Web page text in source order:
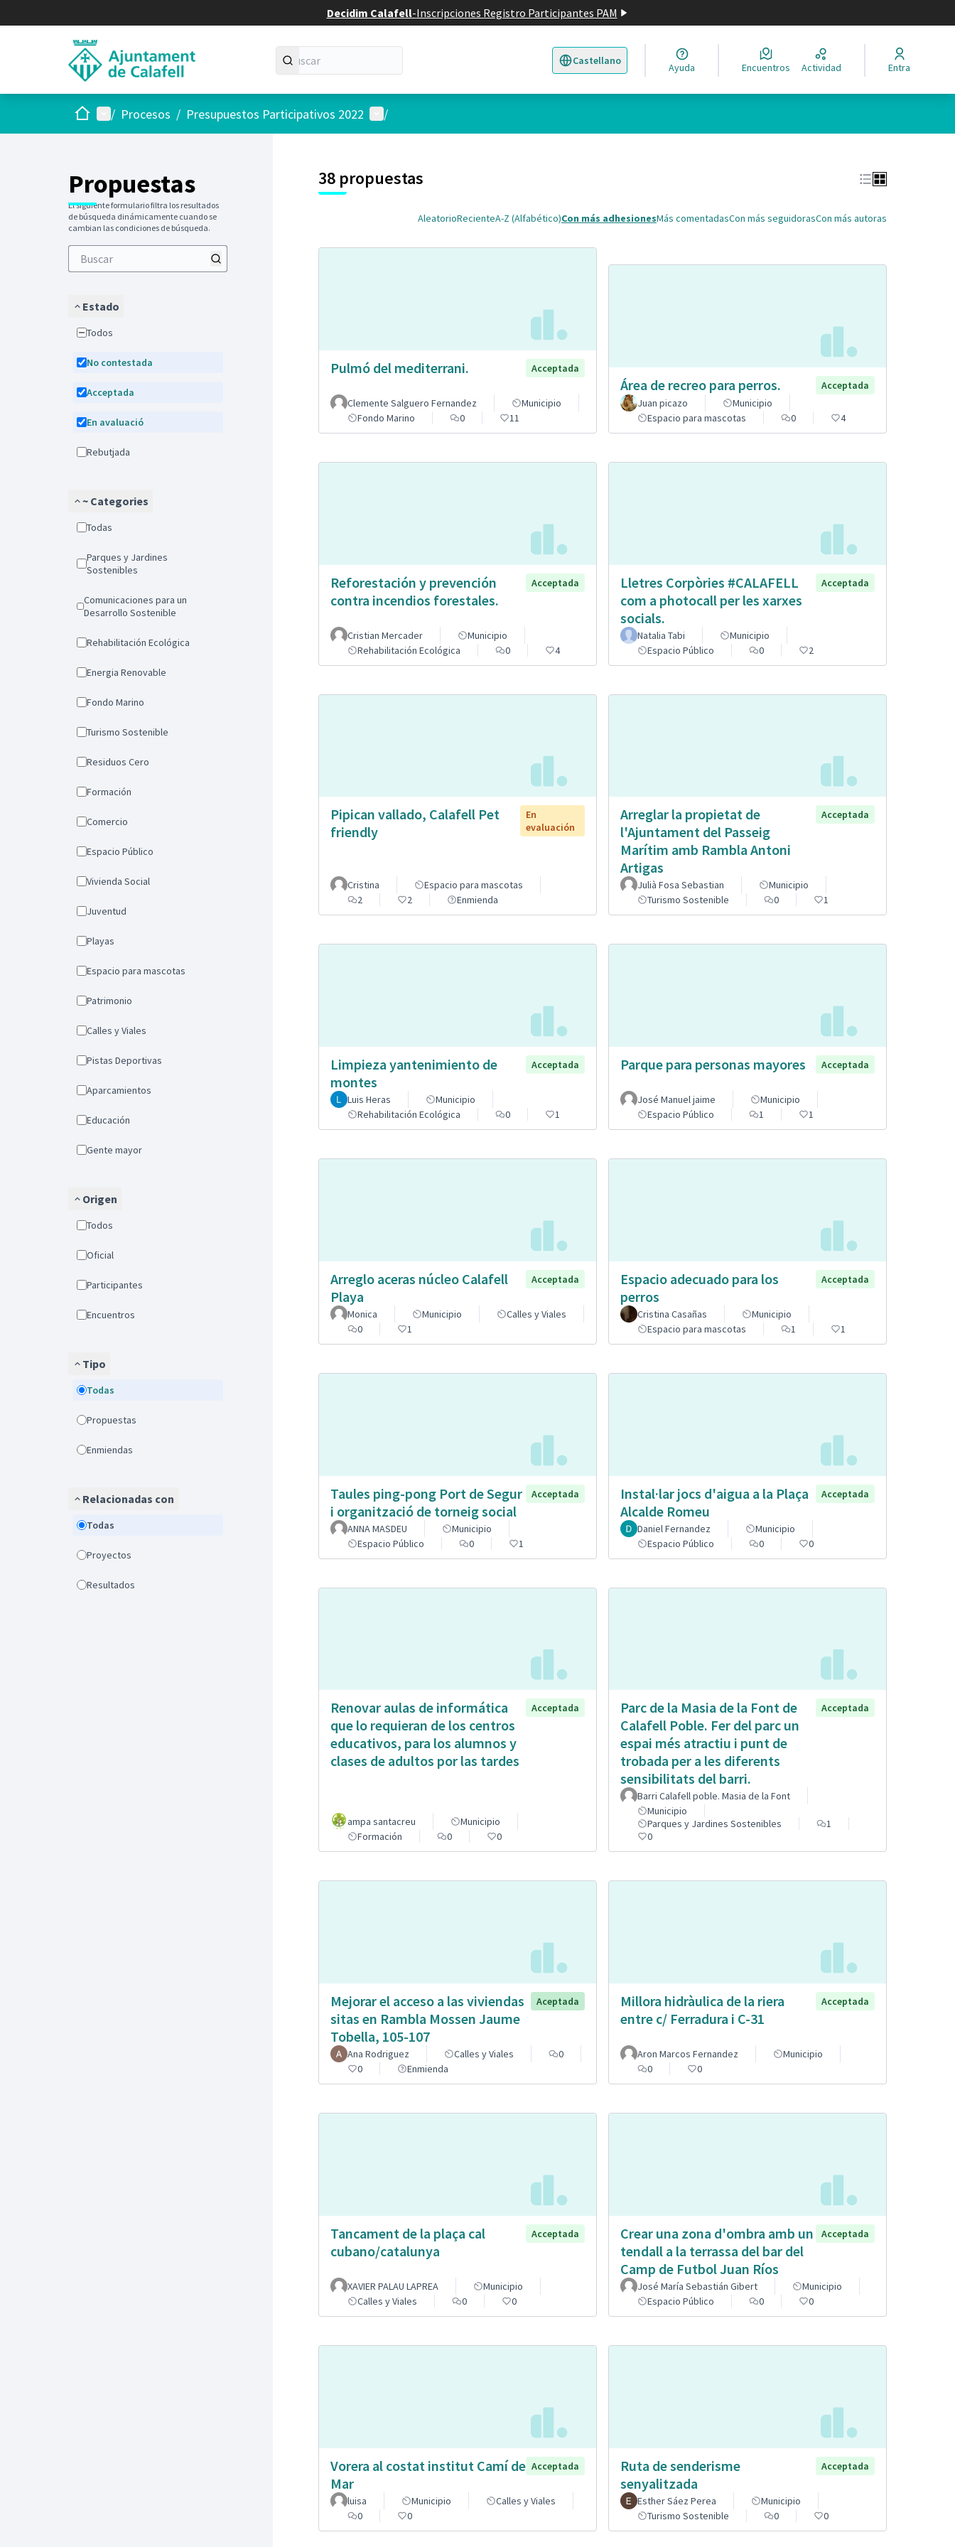
Decidim Calafell-Inscripciones Registro Participantes PAM
Castellano
Triar la llengua Elegir el idioma
Ayuda Encuentros Actividad Entra
InicioMenú principal
/ Procesos / Presupuestos Participativos 2022 Menú de usuario
/
Propuestas
El siguiente formulario filtra los resultados
de búsqueda dinámicamente cuando se
cambian las condiciones de búsqueda.
Estado
Todos
No contestada
Acceptada
En avaluació
Rebutjada
~ Categories
Todas
Parques y Jardines
Sostenibles
Comunicaciones para un
Desarrollo Sostenible
Rehabilitación Ecológica
Energia Renovable
Fondo Marino
Turismo Sostenible
Residuos Cero
Formación
Comercio
Espacio Público
Vivienda Social
Juventud
Playas
Espacio para mascotas
Patrimonio
Calles y Viales
Pistas Deportivas
Aparcamientos
Educación
Gente mayor
Origen
Todos
Oficial
Participantes
Encuentros
Tipo
Todas
Propuestas
Enmiendas
Relacionadas con
Todas
Proyectos
Resultados
38 propuestas
AleatorioRecienteA-Z (Alfabético)Con más adhesionesMás comentadasCon más seguidorasCon más autoras
Pulmó del mediterrani. Acceptada
Clemente Salguero Fernandez
Municipio
Fondo Marino
0 11
Área de recreo para perros.
Acceptada
Juan picazo
Municipio
Espacio para mascotas
0 4
Reforestación y prevención
contra incendios forestales.
Acceptada
Cristian Mercader
Municipio
Rehabilitación Ecológica
0 4
Lletres Corpòries #CALAFELL
com a photocall per les xarxes
socials.
Acceptada
Natalia Tabi
Municipio
Espacio Público
0 2
Pipican vallado, Calafell Pet
friendly
En
evaluación
Cristina
Espacio para mascotas
2
2 Enmienda
Arreglar la propietat de
l'Ajuntament del Passeig
Marítim amb Rambla Antoni
Artigas
Acceptada
Julià Fosa Sebastian
Municipio
Turismo Sostenible
0 1
Limpieza yantenimiento de
montes
Acceptada
Luis Heras
Municipio
Rehabilitación Ecológica
0 1
Parque para personas mayores Acceptada
José Manuel jaime
Municipio
Espacio Público
1 1
Arreglo aceras núcleo Calafell
Playa
Acceptada
Monica Municipio
Calles y Viales
0
1
Espacio adecuado para los
perros
Acceptada
Cristina Casañas
Municipio
Espacio para mascotas
1 1
Taules ping-pong Port de Segur
i organització de torneig social
Acceptada
ANNA MASDEU
Municipio
Espacio Público
0 1
Instal·lar jocs d'aigua a la Plaça
Alcalde Romeu
Acceptada
Daniel Fernandez
Municipio
Espacio Público
0 0
Renovar aulas de informática
que lo requieran de los centros
educativos, para los alumnos y
clases de adultos por las tardes
Acceptada
ampa santacreu
Municipio
Formación
0 0
Parc de la Masia de la Font de
Calafell Poble. Fer del parc un
espai més atractiu i punt de
trobada per a les diferents
sensibilitats del barri.
Acceptada
Barri Calafell poble. Masia de la Font
Municipio
Parques y Jardines Sostenibles
1
0
Mejorar el acceso a las viviendas
sitas en Rambla Mossen Jaume
Tobella, 105-107
Aceptada
Ana Rodriguez Calles y Viales
0
0
Enmienda
Millora hidràulica de la riera
entre c/ Ferradura i C-31
Acceptada
Aron Marcos Fernandez
Municipio
0
0
Tancament de la plaça cal
cubano/catalunya
Acceptada
XAVIER PALAU LAPREA
Municipio
Calles y Viales
0 0
Crear una zona d'ombra amb un
tendall a la terrassa del bar del
Camp de Futbol Juan Ríos
Acceptada
José María Sebastián Gibert
Municipio
Espacio Público
0 0
Vorera al costat institut Camí de
Mar
Acceptada
luisa Municipio
Calles y Viales
0
0
Ruta de senderisme
senyalitzada
Acceptada
Esther Sáez Perea
Municipio
Turismo Sostenible
0 0